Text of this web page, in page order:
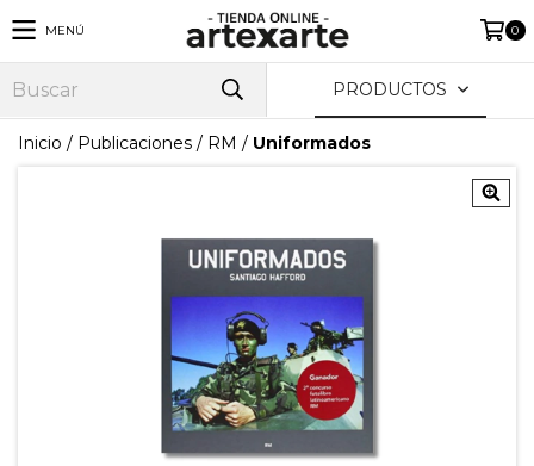
MENÚ 0
PRODUCTOS
Inicio / Publicaciones / RM / Uniformados